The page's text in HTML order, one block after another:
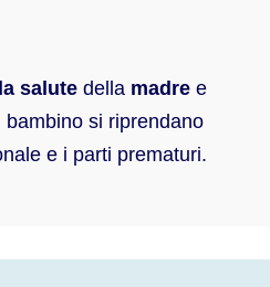
la salute della madre e
si riprendano
e i parti prematuri.